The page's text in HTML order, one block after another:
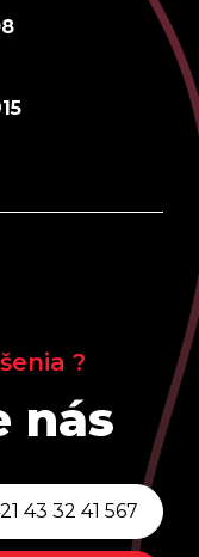
?
nás
43 32 41 567